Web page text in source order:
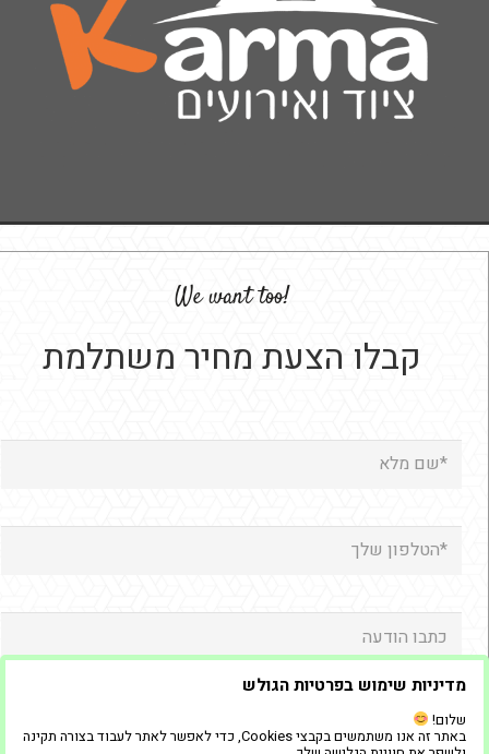
!We want too
קבלו הצעת מחיר משתלמת
מדיניות שימוש בפרטיות הגולש
שלום!
באתר זה אנו משתמשים בקבצי Cookies, כדי לאפשר לאתר לעבוד בצורה תקינה